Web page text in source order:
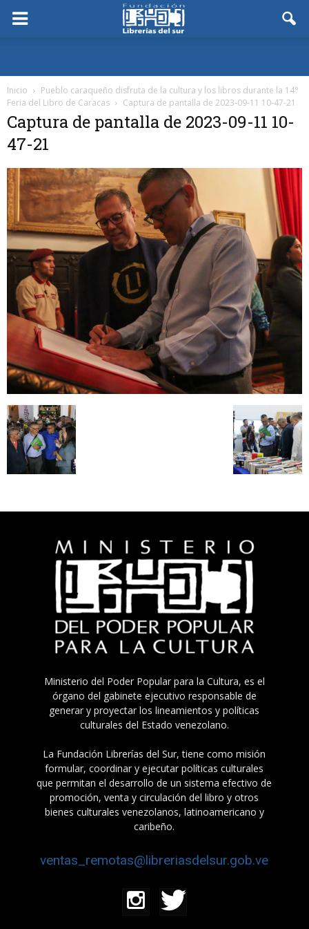
Inicio
Pueblo caraqueño disfruta de la cultura y los libros durante la 14°
Feria del Libro de Caracas
Captura de pantalla de 2023-09-11 10-47-21
Captura de pantalla de 2023-09-11 10-
47-21
Ministerio del Poder Popular para la Cultura, es el
órgano del gabinete ejecutivo responsable de
generar y proyectar los lineamientos y políticas
culturales del Estado venezolano.
La Fundación Librerías del Sur, tiene como misión
formular, coordinar y ejecutar políticas culturales
que permitan el desarrollo de un sistema efectivo de
promoción, venta y circulación del libro y otros
bienes culturales venezolanos, latinoamericano y
caribeño.
ventas_remotas@libreriasdelsur.gob.ve